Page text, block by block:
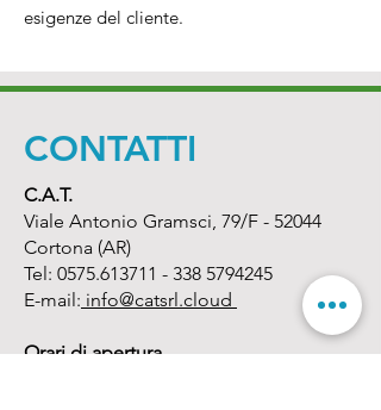
esigenze del cliente.
CONTATTI
C.A.T.
Viale Antonio Gramsci, 79/F - 52044
Cortona (AR)
Tel: 0575.613711 - 338 5794245
E-mail: info@catsrl.cloud
Orari di apertura